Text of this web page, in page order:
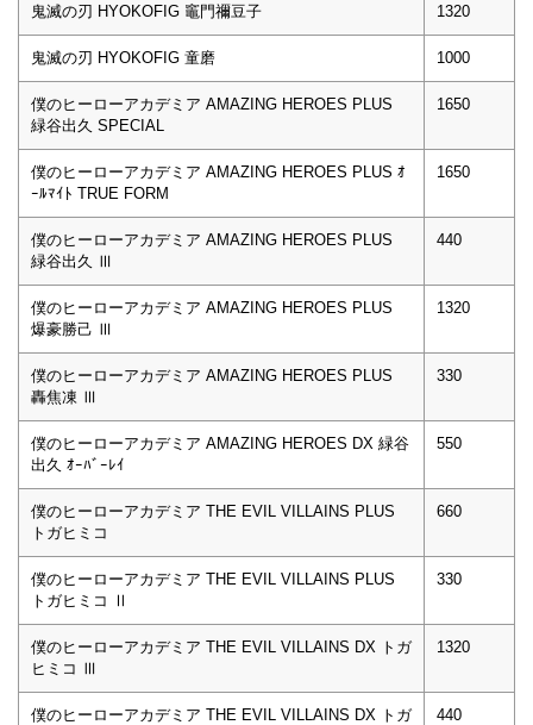
鬼滅の刃 HYOKOFIG 竈門禰豆子 1320
鬼滅の刃 HYOKOFIG 童磨 1000
僕のヒーローアカデミア AMAZING HEROES PLUS
緑谷出久 SPECIAL
1650
僕のヒーローアカデミア AMAZING HEROES PLUS ｵ
ｰﾙﾏｲﾄ TRUE FORM
1650
僕のヒーローアカデミア AMAZING HEROES PLUS
緑谷出久 Ⅲ
440
僕のヒーローアカデミア AMAZING HEROES PLUS
爆豪勝己 Ⅲ
1320
僕のヒーローアカデミア AMAZING HEROES PLUS
轟焦凍 Ⅲ
330
僕のヒーローアカデミア AMAZING HEROES DX 緑谷
出久 ｵｰﾊﾞｰﾚｲ
550
僕のヒーローアカデミア THE EVIL VILLAINS PLUS
トガヒミコ
660
僕のヒーローアカデミア THE EVIL VILLAINS PLUS
トガヒミコ Ⅱ
330
僕のヒーローアカデミア THE EVIL VILLAINS DX トガ
ヒミコ Ⅲ
1320
僕のヒーローアカデミア THE EVIL VILLAINS DX トガ
440